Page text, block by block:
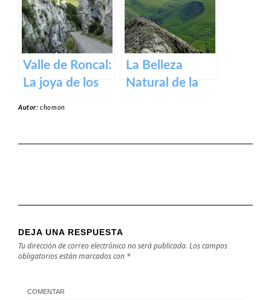
medieval en los
Pirineos
Valle de Roncal:
La joya de los
La Belleza
Natural de la
Autor:chomon
DEJA UNA RESPUESTA
Tu dirección de correo electrónico no será publicada. Los campos
obligatorios están marcados con *
COMENTAR